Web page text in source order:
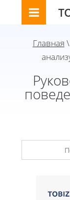
Главная \